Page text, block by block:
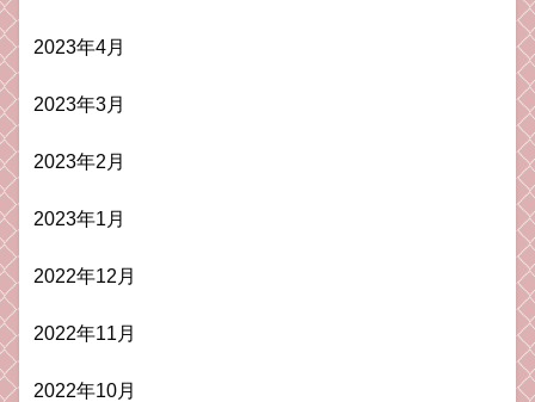
2023年4月
2023年3月
2023年2月
2023年1月
2022年12月
2022年11月
2022年10月